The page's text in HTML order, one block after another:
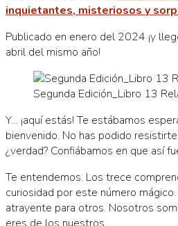
inquietantes, misteriosos y
Publicado en enero del 2024 ¡y
abril del mismo año!
Segunda Edición_Libro 13
Y… ¡aquí estás! Te estábamos
bienvenido. No has podido
¿verdad? Confiábamos en que así
Te entendemos. Los trece
curiosidad por este número
atrayente para otros. Nosotros